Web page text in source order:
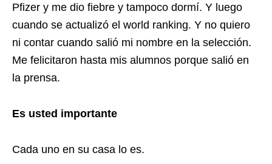
Pfizer y me dio fiebre y tampoco dormí. Y luego
cuando se actualizó el world ranking. Y no quiero
ni contar cuando salió mi nombre en la selección.
Me felicitaron hasta mis alumnos porque salió en
la prensa.
Es usted importante
Cada uno en su casa lo es.